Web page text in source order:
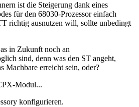
ist die Steigerung dank eines
für den 68030-Prozessor einfach
richtig ausnutzen will, sollte unbedingt
in Zukunft noch an
sind, denn was den ST angeht,
Machbare erreicht sein, oder?
Modul...
konfigurieren.